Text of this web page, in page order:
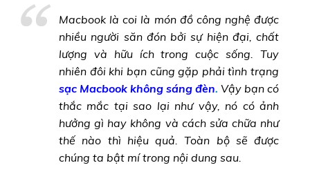
Macbook là coi là món đồ công nghệ được
nhiều người săn đón bởi sự hiện đại, chất
lượng và hữu ích trong cuộc sống. Tuy
nhiên đôi khi bạn cũng gặp phải tình trạng
sạc Macbook không sáng đèn. Vậy bạn có
thắc mắc tại sao lại như vậy, nó có ảnh
hưởng gì hay không và cách sửa chữa như
thế nào thì hiệu quả. Toàn bộ sẽ được
chúng ta bật mí trong nội dung sau.